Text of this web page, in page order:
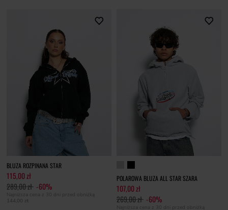
BLUZA ROZPINANA STAR
115,00 zł
289,00 zł -60%
Najniższa cena z 30 dni przed obniżką
144,00 zł
POLAROWA BLUZA ALL STAR SZARA
107,00 zł
269,00 zł -60%
Najniższa cena z 30 dni przed obniżką